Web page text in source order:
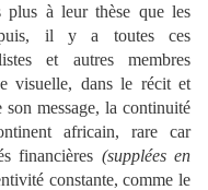
plus à leur thèse que les
il y a toutes ces
et autres membres
visuelle, dans le récit et
message, la continuité
africain, rare car
financières (supplées en
constante, comme le